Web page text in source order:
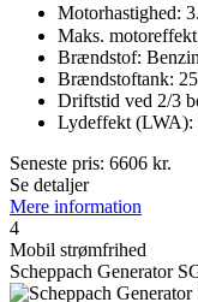
Motorhastighed:
Maks.
Brændstof: Benzin
Brændstoftank:
Driftstid ved 2/3
Lydeffekt
Seneste pris: 6606 kr.
Se detaljer
Mere information
4
Mobil strømfrihed
Scheppach Generator